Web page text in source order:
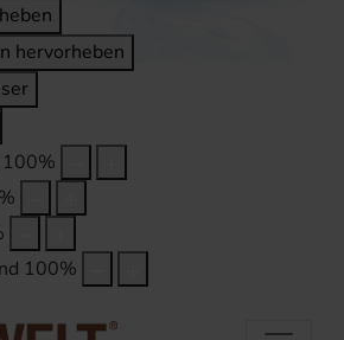
hervorheben
100%
%
100%